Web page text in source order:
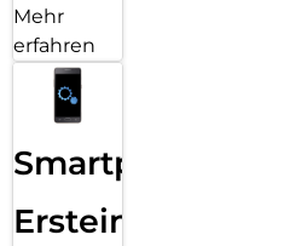
Mehr
erfahren
Smartphone
Ersteinrichtung